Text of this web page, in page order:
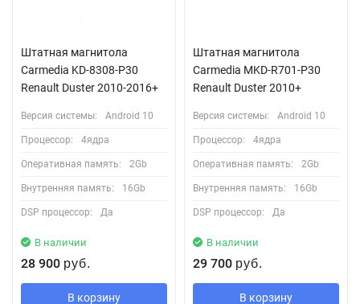
Штатная магнитола
Carmedia KD-8308-P30
Renault Duster 2010-2016+
Версия системы: Android 10
Процессор: 4ядра
Оперативная память: 2Gb
Внутренняя память: 16Gb
DSP процессор: Да
В наличии
28 900 руб.
В корзину
Штатная магнитола
Carmedia MKD-R701-P30
Renault Duster 2010+
Версия системы: Android 10
Процессор: 4ядра
Оперативная память: 2Gb
Внутренняя память: 16Gb
DSP процессор: Да
В наличии
29 700 руб.
В корзину